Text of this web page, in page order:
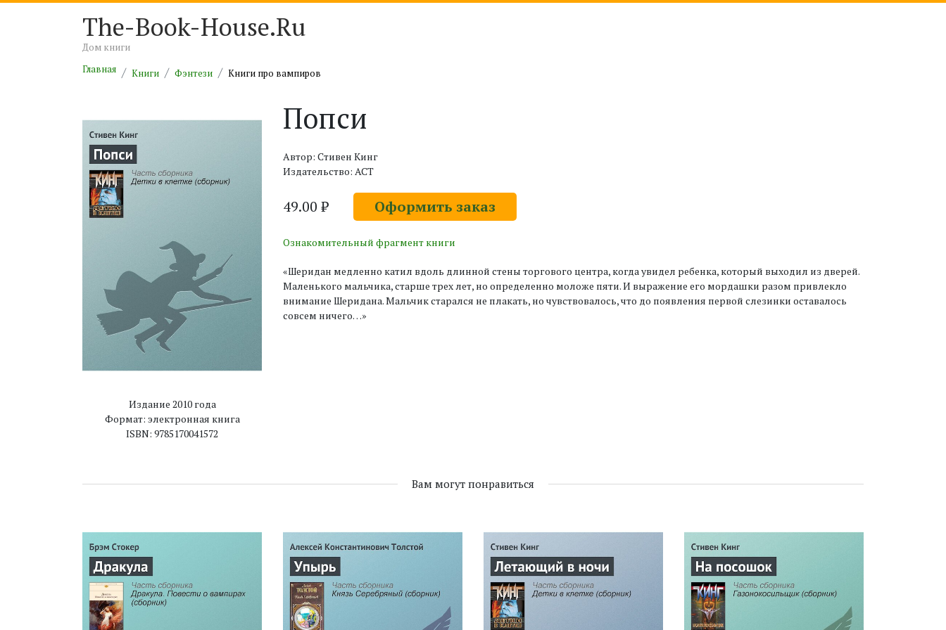
The-Book-House.Ru
Дом книги
Главная
Книги Фэнтези Книги про вампиров
Издание 2010 года
Формат: электронная книга
ISBN: 9785170041572
Попси
Автор: Стивен Кинг
Издательство: АСТ
49.00 ₽ Оформить заказ
Ознакомительный фрагмент книги
«Шеридан медленно катил вдоль длинной стены торгового центра, когда увидел ребенка, который выходил из дверей.
Маленького мальчика, старше трех лет, но определенно моложе пяти. И выражение его мордашки разом привлекло
внимание Шеридана. Мальчик старался не плакать, но чувствовалось, что до появления первой слезинки оставалось
совсем ничего…»
Вам могут понравиться